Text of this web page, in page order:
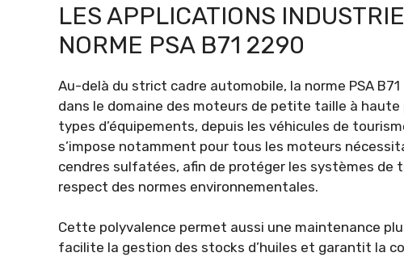
LES APPLICATIONS
NORME PSA B71 2290
Au-delà du strict cadre automobile, la norme PSA
dans le domaine des moteurs de petite taille à
types d’équipements, depuis les véhicules de
s’impose notamment pour tous les moteurs
cendres sulfatées, afin de protéger les systèmes de
respect des normes environnementales.
Cette polyvalence permet aussi une maintenance
facilite la gestion des stocks d’huiles et garantit la